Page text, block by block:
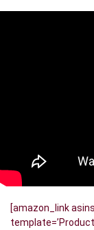
[amazon_link